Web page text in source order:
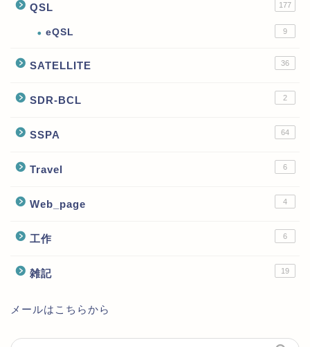
QSL 177
eQSL 9
SATELLITE 36
SDR-BCL 2
SSPA 64
Travel 6
Web_page 4
工作 6
雑記 19
メールはこちらから